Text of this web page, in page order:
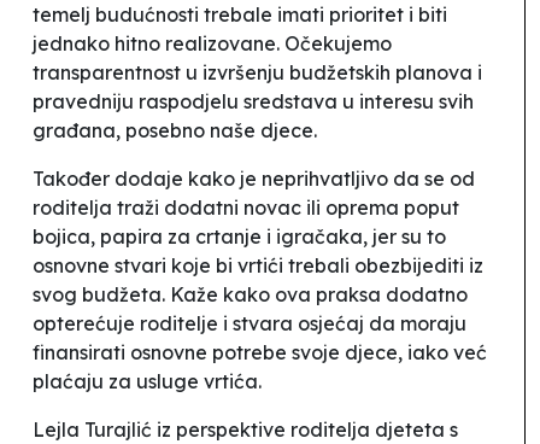
temelj budućnosti trebale imati prioritet i biti
jednako hitno realizovane. Očekujemo
transparentnost u izvršenju budžetskih planova i
pravedniju raspodjelu sredstava u interesu svih
građana, posebno naše djece.
Također dodaje kako je neprihvatljivo da se od
roditelja traži dodatni novac ili oprema poput
bojica, papira za crtanje i igračaka, jer su to
osnovne stvari koje bi vrtići trebali obezbijediti iz
svog budžeta. Kaže kako ova praksa dodatno
opterećuje roditelje i stvara osjećaj da moraju
finansirati osnovne potrebe svoje djece, iako već
plaćaju za usluge vrtića.
Lejla Turajlić iz perspektive roditelja djeteta s